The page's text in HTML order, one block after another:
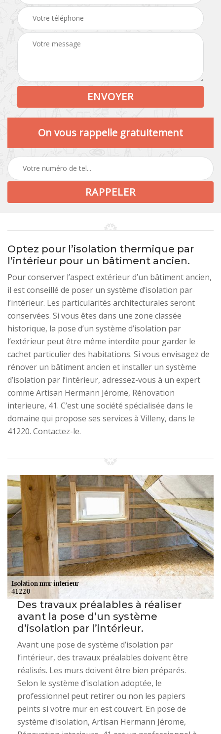
On vous rappelle gratuitement
Optez pour l’isolation thermique par
l’intérieur pour un bâtiment ancien.
Pour conserver l’aspect extérieur d’un bâtiment ancien,
il est conseillé de poser un système d’isolation par
l’intérieur. Les particularités architecturales seront
conservées. Si vous êtes dans une zone classée
historique, la pose d’un système d’isolation par
l’extérieur peut être même interdite pour garder le
cachet particulier des habitations. Si vous envisagez de
rénover un bâtiment ancien et installer un système
d’isolation par l’intérieur, adressez-vous à un expert
comme Artisan Hermann Jérome, Rénovation
interieure, 41. C’est une société spécialisée dans le
domaine qui propose ses services à Villeny, dans le
41220. Contactez-le.
Des travaux préalables à réaliser
avant la pose d’un système
d’isolation par l’intérieur.
Avant une pose de système d’isolation par
l’intérieur, des travaux préalables doivent être
réalisés. Les murs doivent être bien préparés.
Selon le système d’isolation adoptée, le
professionnel peut retirer ou non les papiers
peints si votre mur en est couvert. En pose de
système d’isolation, Artisan Hermann Jérome,